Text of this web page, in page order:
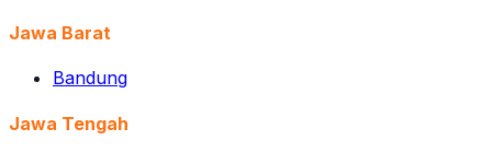
Jawa Barat
Bandung
Jawa Tengah